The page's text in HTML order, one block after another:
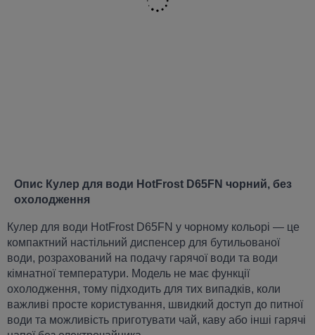
Опис Кулер для води HotFrost D65FN чорний, без
охолодження
Кулер для води HotFrost D65FN у чорному кольорі — це
компактний настільний диспенсер для бутильованої
води, розрахований на подачу гарячої води та води
кімнатної температури. Модель не має функції
охолодження, тому підходить для тих випадків, коли
важливі просте користування, швидкий доступ до питної
води та можливість приготувати чай, каву або інші гарячі